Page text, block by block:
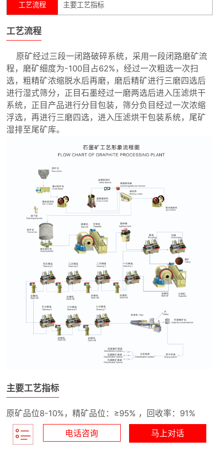
工艺流程 主要工艺指标
工艺流程
原矿经过三段一闭路破碎系统，采用一段闭路磨矿流
程，磨矿细度为-100目占62%，经过一次粗选一次扫
选，粗精矿浓缩脱水后再磨，磨后精矿进行三磨四选后
进行湿式筛分，正目石墨经过一磨两选后进入压滤烘干
系统，正目产品进行分目包装，筛分负目经过一次浓缩
浮选，再进行三磨四选，进入压滤烘干包装系统，尾矿
湿排至尾矿库。
主要工艺指标
原矿品位8-10%，精矿品位：≥95% ，回收率：91%
电话咨询 马上对话